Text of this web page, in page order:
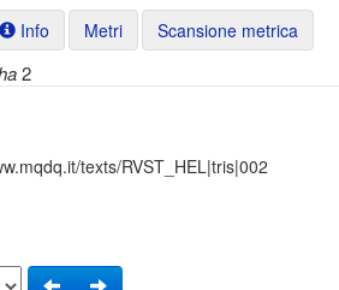
Info Metri Scansione metrica
2
texts/RVST_HEL|tris|002